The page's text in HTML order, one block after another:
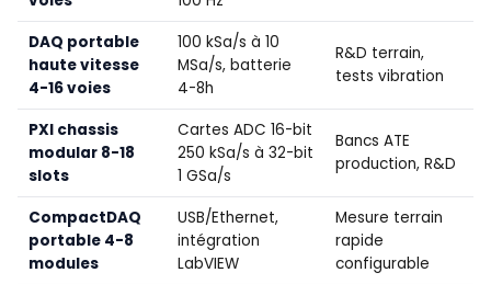
DAQ portable
haute vitesse
4-16 voies
100 kSa/s à 10
MSa/s, batterie
4-8h
R&D terrain,
tests vibration
PXI chassis
modular 8-18
slots
Cartes ADC 16-bit
250 kSa/s à 32-bit
1 GSa/s
Bancs ATE
production, R&D
CompactDAQ
portable 4-8
modules
USB/Ethernet,
intégration
LabVIEW
Mesure terrain
rapide
configurable